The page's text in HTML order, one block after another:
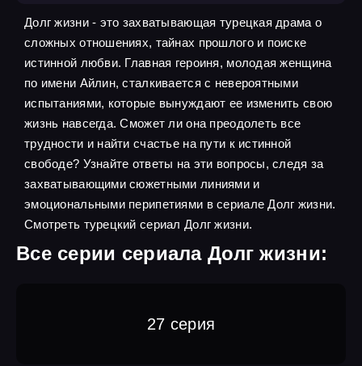
Долг жизни - это захватывающая турецкая драма о
сложных отношениях, тайнах прошлого и поиске
истинной любви. Главная героиня, молодая женщина
по имени Айлин, сталкивается с невероятными
испытаниями, которые вынуждают ее изменить свою
жизнь навсегда. Сможет ли она преодолеть все
трудности и найти счастье на пути к истинной
свободе? Узнайте ответы на эти вопросы, следя за
захватывающими сюжетными линиями и
эмоциональными перипетиями в сериале Долг жизни.
Смотреть турецкий сериал Долг жизни.
Все серии сериала Долг жизни:
27 серия